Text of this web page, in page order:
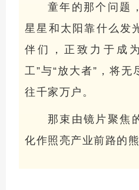
童年的那个问题
星星和太阳靠什么发
伴们，正致力于成
工”与“放大者”，将
往千家万户。
那束由镜片聚焦
化作照亮产业前路的熊